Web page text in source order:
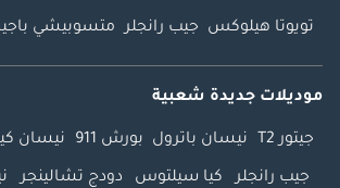
تويوتا هيلوكس جيب رانجلر متسوبيشي
موديلات جديدة شعبية
جيتور T2 نيسان باترول بورش 911 نيسان
جيب رانجلر كيا سيلتوس دودج تشالينجر